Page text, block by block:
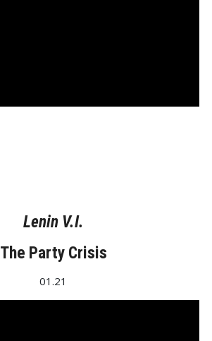
Lenin V.I.
The Party Crisis
01.21